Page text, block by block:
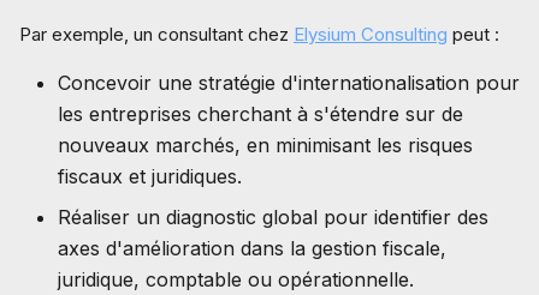
Par exemple, un consultant chez Elysium Consulting peut :
Concevoir une stratégie d'internationalisation pour
les entreprises cherchant à s'étendre sur de
nouveaux marchés, en minimisant les risques
fiscaux et juridiques.
Réaliser un diagnostic global pour identifier des
axes d'amélioration dans la gestion fiscale,
juridique, comptable ou opérationnelle.